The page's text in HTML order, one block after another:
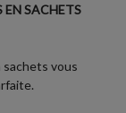
EN SACHETS
vous